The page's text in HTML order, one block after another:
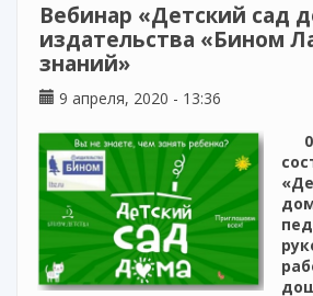
Вебинар «Детский сад
издательства «Бином
знаний»
9 апреля, 2020 - 13:36